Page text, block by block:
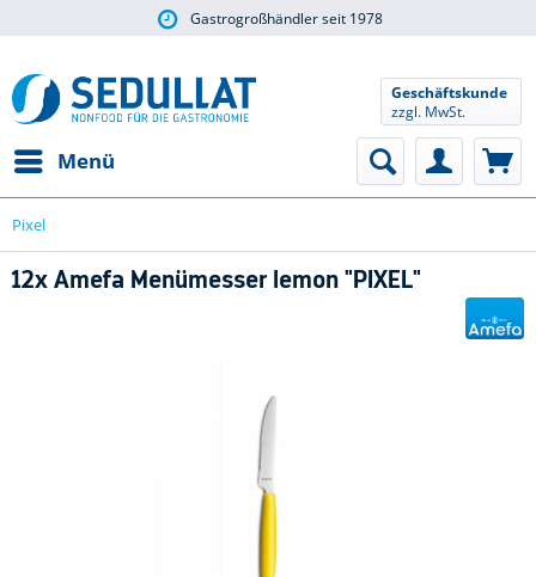
Gastrogroßhändler seit 1978
Menü
Geschäftskunde
zzgl. MwSt.
Pixel
12x Amefa Menümesser lemon "PIXEL"